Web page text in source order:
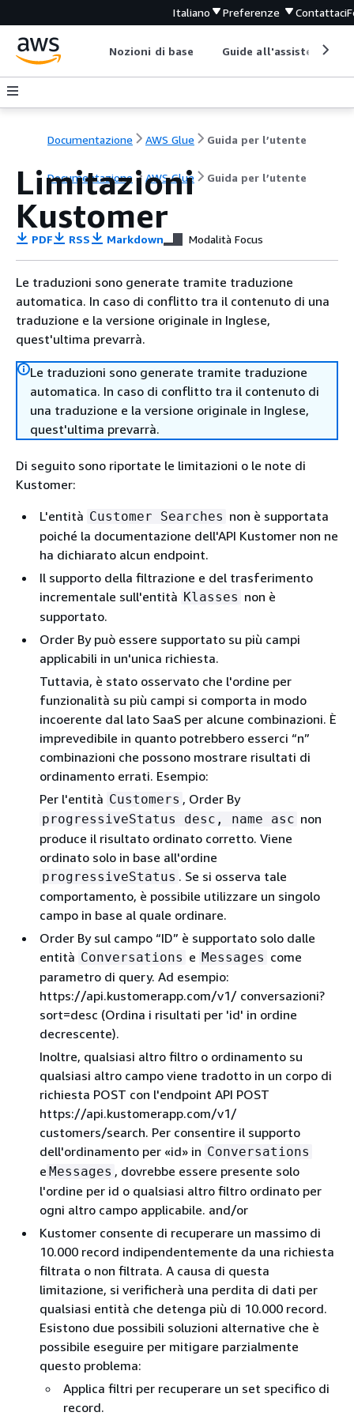
Italiano Preferenze Contattaci
Nozioni di base Guide all'assistenza
Documentazione AWS Glue Guida per l’utente
Documentazione AWS Glue Guida per l’utente
Limitazioni
Kustomer
PDF RSS Markdown Modalità Focus
Le traduzioni sono generate tramite traduzione
automatica. In caso di conflitto tra il contenuto di una
traduzione e la versione originale in Inglese,
quest'ultima prevarrà.
Le traduzioni sono generate tramite traduzione
automatica. In caso di conflitto tra il contenuto di
una traduzione e la versione originale in Inglese,
quest'ultima prevarrà.
Di seguito sono riportate le limitazioni o le note di
Kustomer:
L'entità Customer Searches non è supportata
poiché la documentazione dell'API Kustomer non ne
ha dichiarato alcun endpoint.
Il supporto della filtrazione e del trasferimento
incrementale sull'entità Klasses non è
supportato.
Order By può essere supportato su più campi
applicabili in un'unica richiesta.
Tuttavia, è stato osservato che l'ordine per
funzionalità su più campi si comporta in modo
incoerente dal lato SaaS per alcune combinazioni. È
imprevedibile in quanto potrebbero esserci “n”
combinazioni che possono mostrare risultati di
ordinamento errati. Esempio:
Per l'entità Customers , Order By
progressiveStatus desc, name asc non
produce il risultato ordinato corretto. Viene
ordinato solo in base all'ordine
progressiveStatus . Se si osserva tale
comportamento, è possibile utilizzare un singolo
campo in base al quale ordinare.
Order By sul campo “ID” è supportato solo dalle
entità Conversations e Messages come
parametro di query. Ad esempio:
https://api.kustomerapp.com/v1/ conversazioni?
sort=desc (Ordina i risultati per 'id' in ordine
decrescente).
Inoltre, qualsiasi altro filtro o ordinamento su
qualsiasi altro campo viene tradotto in un corpo di
richiesta POST con l'endpoint API POST
https://api.kustomerapp.com/v1/
customers/search. Per consentire il supporto
dell'ordinamento per «id» in Conversations
e Messages , dovrebbe essere presente solo
l'ordine per id o qualsiasi altro filtro ordinato per
ogni altro campo applicabile. and/or
Kustomer consente di recuperare un massimo di
10.000 record indipendentemente da una richiesta
filtrata o non filtrata. A causa di questa
limitazione, si verificherà una perdita di dati per
qualsiasi entità che detenga più di 10.000 record.
Esistono due possibili soluzioni alternative che è
possibile eseguire per mitigare parzialmente
questo problema:
Applica filtri per recuperare un set specifico di
record.